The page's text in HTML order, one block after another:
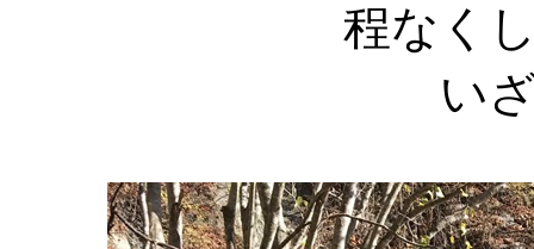
程なく
い